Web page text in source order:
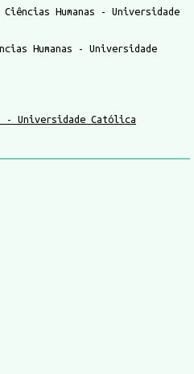
Ciências Humanas - Universidade
Humanas - Universidade
- Universidade Católica